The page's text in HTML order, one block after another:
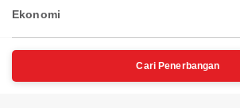
Ekonomi
Cari Penerbangan